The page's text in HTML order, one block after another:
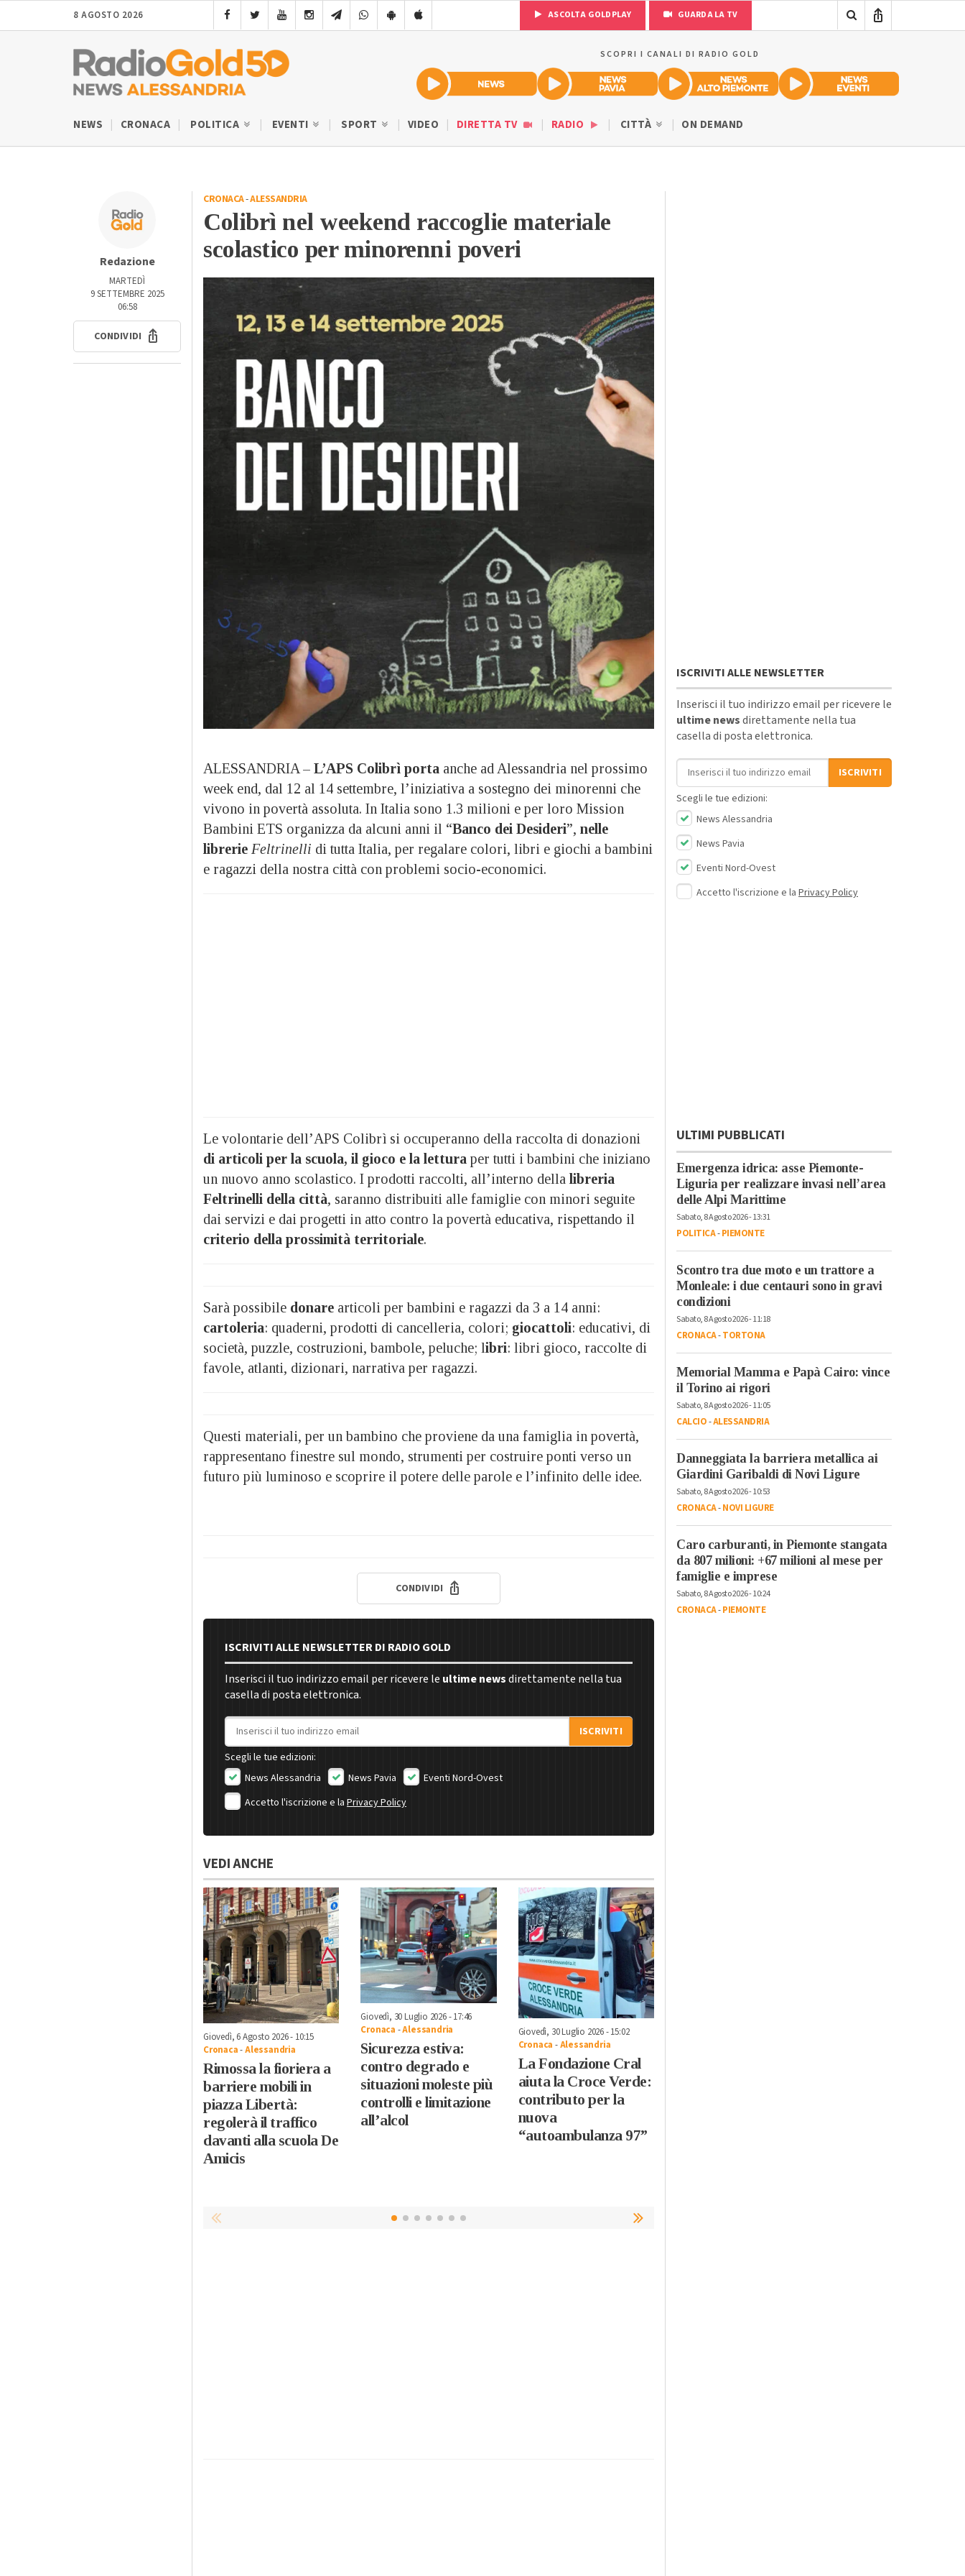
8 AGOSTO 2026 ASCOLTA GOLDPLAY GUARDA LA TV
SCOPRI I CANALI DI RADIO GOLD
NEWS CRONACA POLITICA EVENTI SPORT VIDEO DIRETTA TV RADIO CITTÀ ON DEMAND
Redazione
MARTEDÌ
9 SETTEMBRE 2025
06:58
CONDIVIDI
CRONACA-ALESSANDRIA
Colibrì nel weekend raccoglie materiale
scolastico per minorenni poveri
ALESSANDRIA – L’APS Colibrì porta anche ad Alessandria nel prossimo
week end, dal 12 al 14 settembre, l’iniziativa a sostegno dei minorenni che
vivono in povertà assoluta. In Italia sono 1.3 milioni e per loro Mission
Bambini ETS organizza da alcuni anni il “Banco dei Desideri”, nelle
librerie Feltrinelli di tutta Italia, per regalare colori, libri e giochi a bambini
e ragazzi della nostra città con problemi socio-economici.
Le volontarie dell’APS Colibrì si occuperanno della raccolta di donazioni
di articoli per la scuola, il gioco e la lettura per tutti i bambini che iniziano
un nuovo anno scolastico. I prodotti raccolti, all’interno della libreria
Feltrinelli della città, saranno distribuiti alle famiglie con minori seguite
dai servizi e dai progetti in atto contro la povertà educativa, rispettando il
criterio della prossimità territoriale.
Sarà possibile donare articoli per bambini e ragazzi da 3 a 14 anni:
cartoleria: quaderni, prodotti di cancelleria, colori; giocattoli: educativi, di
società, puzzle, costruzioni, bambole, peluche; libri: libri gioco, raccolte di
favole, atlanti, dizionari, narrativa per ragazzi.
Questi materiali, per un bambino che proviene da una famiglia in povertà,
rappresentano finestre sul mondo, strumenti per costruire ponti verso un
futuro più luminoso e scoprire il potere delle parole e l’infinito delle idee.
CONDIVIDI
ISCRIVITI ALLE NEWSLETTER DI RADIO GOLD
Inserisci il tuo indirizzo email per ricevere le ultime newsdirettamente nella tua
casella di posta elettronica.
Indirizzo email
ISCRIVITI
Scegli le tue edizioni:
News Alessandria
News Pavia
Eventi Nord-Ovest
Accetto l'iscrizione e la Privacy Policy
VEDI ANCHE
Giovedì, 6 Agosto 2026 - 10:15
Cronaca-Alessandria
Rimossa la fioriera a
barriere mobili in
piazza Libertà:
regolerà il traffico
davanti alla scuola De
Amicis
Giovedì, 30 Luglio 2026 - 17:46
Cronaca -Alessandria
Sicurezza estiva:
contro degrado e
situazioni moleste più
controlli e limitazione
all’alcol
Giovedì, 30 Luglio 2026 - 15:02
Cronaca -Alessandria
La Fondazione Cral
aiuta la Croce Verde:
contributo per la
nuova
“autoambulanza 97”
ISCRIVITI ALLE NEWSLETTER
Inserisci il tuo indirizzo email per ricevere le
ultime newsdirettamente nella tua
casella di posta elettronica.
Indirizzo email
ISCRIVITI
Scegli le tue edizioni:
News Alessandria
News Pavia
Eventi Nord-Ovest
Accetto l'iscrizione e la Privacy Policy
ULTIMI PUBBLICATI
Emergenza idrica: asse Piemonte-
Liguria per realizzare invasi nell’area
delle Alpi Marittime
Sabato, 8 Agosto 2026 - 13:31
POLITICA-PIEMONTE
Scontro tra due moto e un trattore a
Monleale: i due centauri sono in gravi
condizioni
Sabato, 8 Agosto 2026 - 11:18
CRONACA-TORTONA
Memorial Mamma e Papà Cairo: vince
il Torino ai rigori
Sabato, 8 Agosto 2026 - 11:05
CALCIO-ALESSANDRIA
Danneggiata la barriera metallica ai
Giardini Garibaldi di Novi Ligure
Sabato, 8 Agosto 2026 - 10:53
CRONACA-NOVI LIGURE
Caro carburanti, in Piemonte stangata
da 807 milioni: +67 milioni al mese per
famiglie e imprese
Sabato, 8 Agosto 2026 - 10:24
CRONACA-PIEMONTE